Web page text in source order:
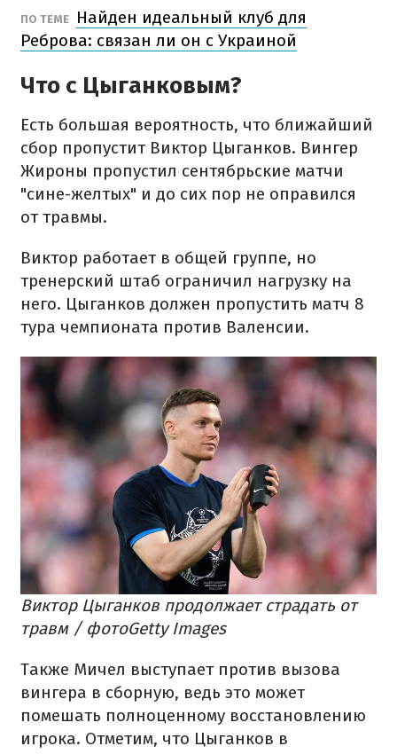
ПО ТЕМЕ
Найден идеальный клуб для
Реброва: связан ли он с Украиной
Что с Цыганковым?
Есть большая вероятность, что ближайший
сбор пропустит Виктор Цыганков. Вингер
Жироны пропустил сентябрьские матчи
"сине-желтых" и до сих пор не оправился
от травмы.
Виктор работает в общей группе, но
тренерский штаб ограничил нагрузку на
него. Цыганков должен пропустить матч 8
тура чемпионата против Валенсии.
Виктор Цыганков продолжает страдать от
травм / фотоGetty Images
Также Мичел выступает против вызова
вингера в сборную, ведь это может
помешать полноценному восстановлению
игрока. Отметим, что Цыганков в